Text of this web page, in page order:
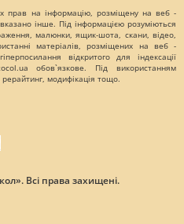
прав на інформацію, розміщену на веб -
інше. Під інформацією розуміються
малюнки, ящик-шота, скани, відео,
матеріалів, розміщених на веб -
відкритого для індексації
обов`язкове. Під використанням
модифікація тощо.
Всі права захищені.